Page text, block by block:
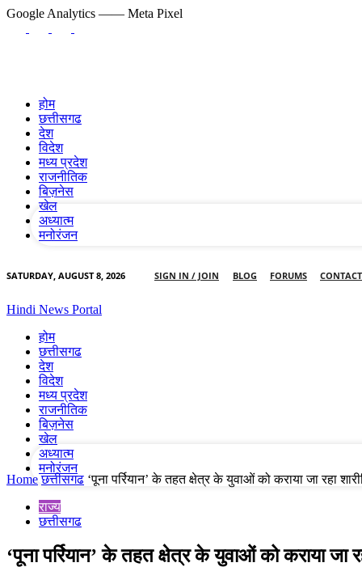
Google Analytics —— Meta Pixel
होम
छत्तीसगढ
देश
विदेश
मध्य प्रदेश
राजनीतिक
बिज़नेस
खेल
अध्यात्म
मनोरंजन
your password
SATURDAY, AUGUST 8, 2026 SIGN IN / JOIN BLOG FORUMS CONTACT
Hindi News Portal
होम
छत्तीसगढ
देश
विदेश
मध्य प्रदेश
राजनीतिक
बिज़नेस
खेल
अध्यात्म
मनोरंजन
Home छत्तीसगढ ‘पूना पर्रियान’ के तहत क्षेत्र के युवाओं को कराया जा रहा
राज्य
छत्तीसगढ
‘पूना पर्रियान’ के तहत क्षेत्र के युवाओं को कराया जा